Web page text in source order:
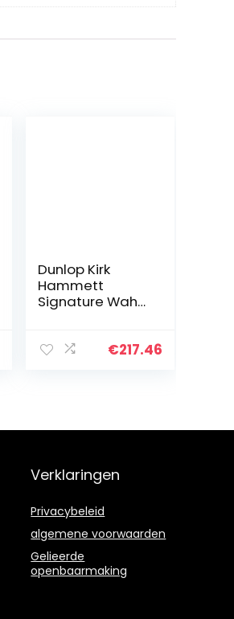
Dunlop Kirk
Hammett
Signature Wah
€217.46
Verklaringen
Privacybeleid
algemene voorwaarden
Gelieerde
openbaarmaking